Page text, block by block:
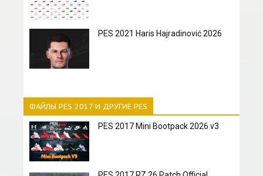
PES 2021 Haris Hajradinović 2026
ФАЙЛЫ PES 2017 И ДРУГИЕ PES
PES 2017 Mini Bootpack 2026 v3